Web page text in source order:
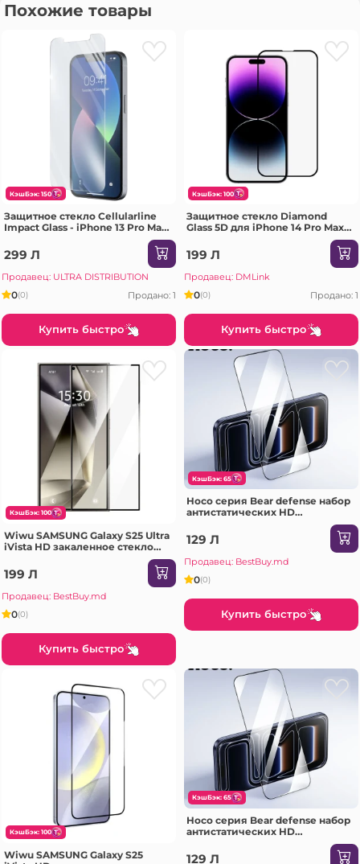
Похожие товары
КэшБэк: 150
Защитное стекло Cellularline
Impact Glass - iPhone 13 Pro Max,
299 Л
Продавец: ULTRA DISTRIBUTION
0(0) Продано: 1
Купить быстро
КэшБэк: 100
Защитное стекло Diamond
Glass 5D для iPhone 14 Pro Max,
199 Л
Продавец: DMLink
0(0) Продано: 1
Купить быстро
КэшБэк: 100
Wiwu SAMSUNG Galaxy S25 Ultra
iVista HD закаленное стекло
GT-024 прозрачное Защитное
стекло
199 Л
Продавец: BestBuy.md
0(0)
Купить быстро
КэшБэк: 65
Hoco серия Bear defense набор
антистатических HD
экран SAMSUNG Galaxy
A07(G777) черное Защитное
стекло
129 Л
Продавец: BestBuy.md
0(0)
Купить быстро
КэшБэк: 100
Wiwu SAMSUNG Galaxy S25
КэшБэк: 65
Hoco серия Bear defense набор
антистатических HD
экран SAMSUNG Galaxy S25
129 Л